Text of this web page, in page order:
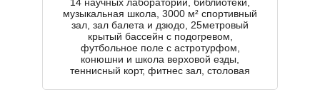
музыкальная школа, 3000 м² спортивный
зал, зал балета и дзюдо, 25метровый
крытый бассейн с подогревом,
футбольное поле с астротурфом,
конюшни и школа верховой езды,
теннисный корт, фитнес зал, столовая